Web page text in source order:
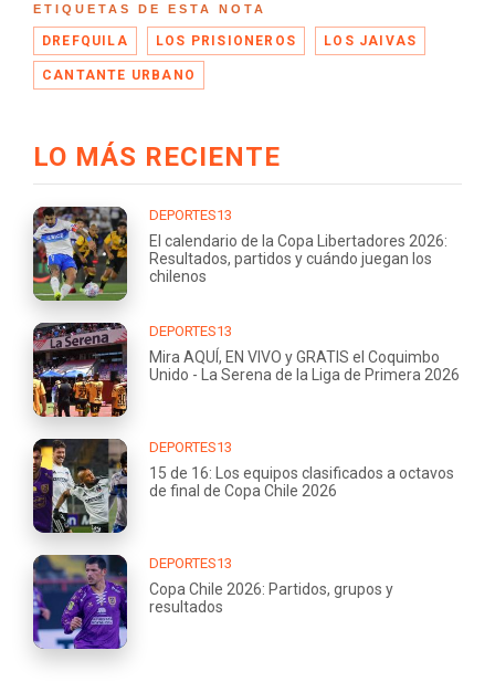
ETIQUETAS DE ESTA NOTA
DREFQUILA LOS PRISIONEROS LOS JAIVAS
CANTANTE URBANO
LO MÁS RECIENTE
DEPORTES13
El calendario de la Copa Libertadores 2026:
Resultados, partidos y cuándo juegan los
chilenos
DEPORTES13
Mira AQUÍ, EN VIVO y GRATIS el Coquimbo
Unido - La Serena de la Liga de Primera 2026
DEPORTES13
15 de 16: Los equipos clasificados a octavos
de final de Copa Chile 2026
DEPORTES13
Copa Chile 2026: Partidos, grupos y
resultados